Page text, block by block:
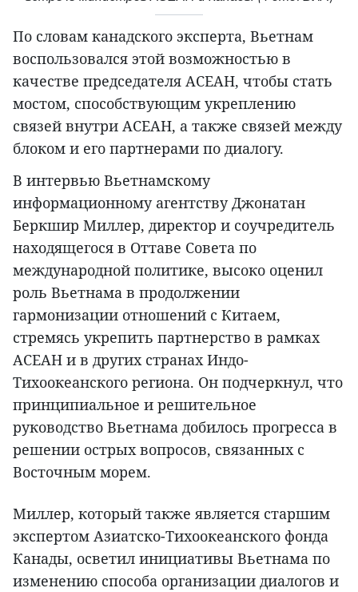
По словам канадского эксперта, Вьетнам
воспользовался этой возможностью в
качестве председателя АСЕАН, чтобы стать
мостом, способствующим укреплению
связей внутри АСЕАН, а также связей между
блоком и его партнерами по диалогу.
В интервью Вьетнамскому
информационному агентству Джонатан
Беркшир Миллер, директор и соучредитель
находящегося в Оттаве Совета по
международной политике, высоко оценил
роль Вьетнама в продолжении
гармонизации отношений с Китаем,
стремясь укрепить партнерство в рамках
АСЕАН и в других странах Индо-
Тихоокеанского региона. Он подчеркнул, что
принципиальное и решительное
руководство Вьетнама добилось прогресса в
решении острых вопросов, связанных с
Восточным морем.
Миллер, который также является старшим
экспертом Азиатско-Тихоокеанского фонда
Канады, осветил инициативы Вьетнама по
изменению способа организации диалогов и